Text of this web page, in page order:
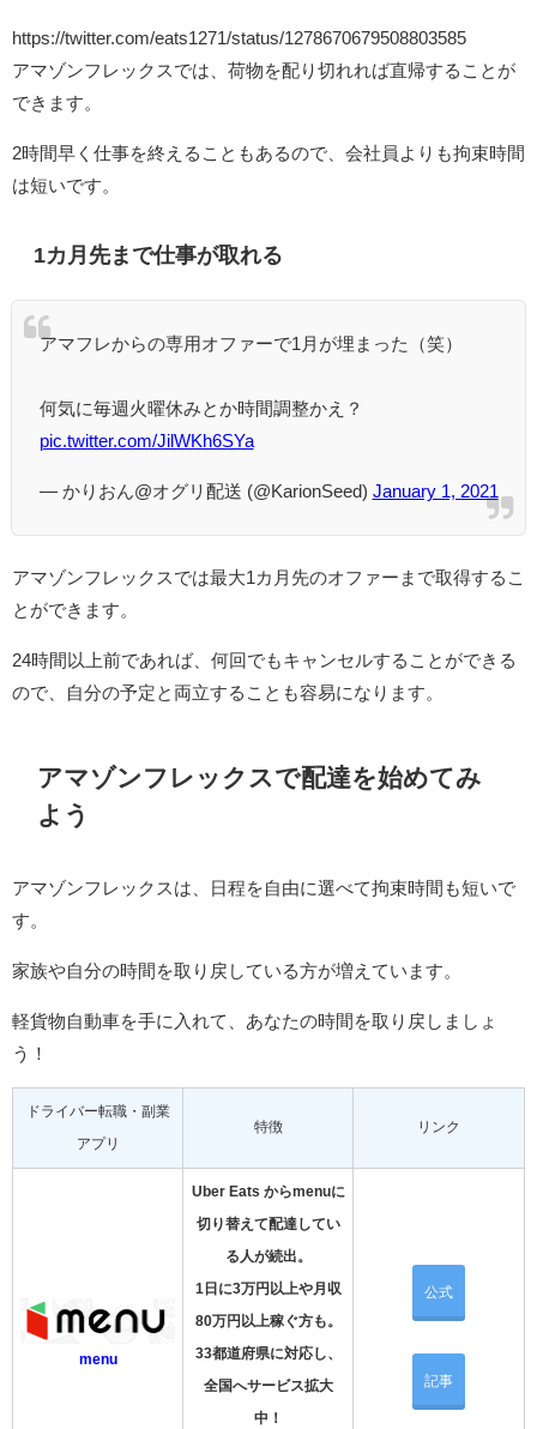
https://twitter.com/eats1271/status/1278670679508803585
アマゾンフレックスでは、荷物を配り切れれば直帰することが
できます。
2時間早く仕事を終えることもあるので、会社員よりも拘束時間
は短いです。
1カ月先まで仕事が取れる
アマフレからの専用オファーで1月が埋まった（笑）
何気に毎週火曜休みとか時間調整かえ？
pic.twitter.com/JilWKh6SYa
— かりおん@オグリ配送 (@KarionSeed) January 1, 2021
アマゾンフレックスでは最大1カ月先のオファーまで取得するこ
とができます。
24時間以上前であれば、何回でもキャンセルすることができる
ので、自分の予定と両立することも容易になります。
アマゾンフレックスで配達を始めてみ
よう
アマゾンフレックスは、日程を自由に選べて拘束時間も短いで
す。
家族や自分の時間を取り戻している方が増えています。
軽貨物自動車を手に入れて、あなたの時間を取り戻しましょ
う！
ドライバー転職・副業
アプリ
特徴 リンク
menu
Uber Eats からmenuに
切り替えて配達してい
る人が続出。
1日に3万円以上や月収
80万円以上稼ぐ方も。
33都道府県に対応し、
全国へサービス拡大
中！
公式
記事